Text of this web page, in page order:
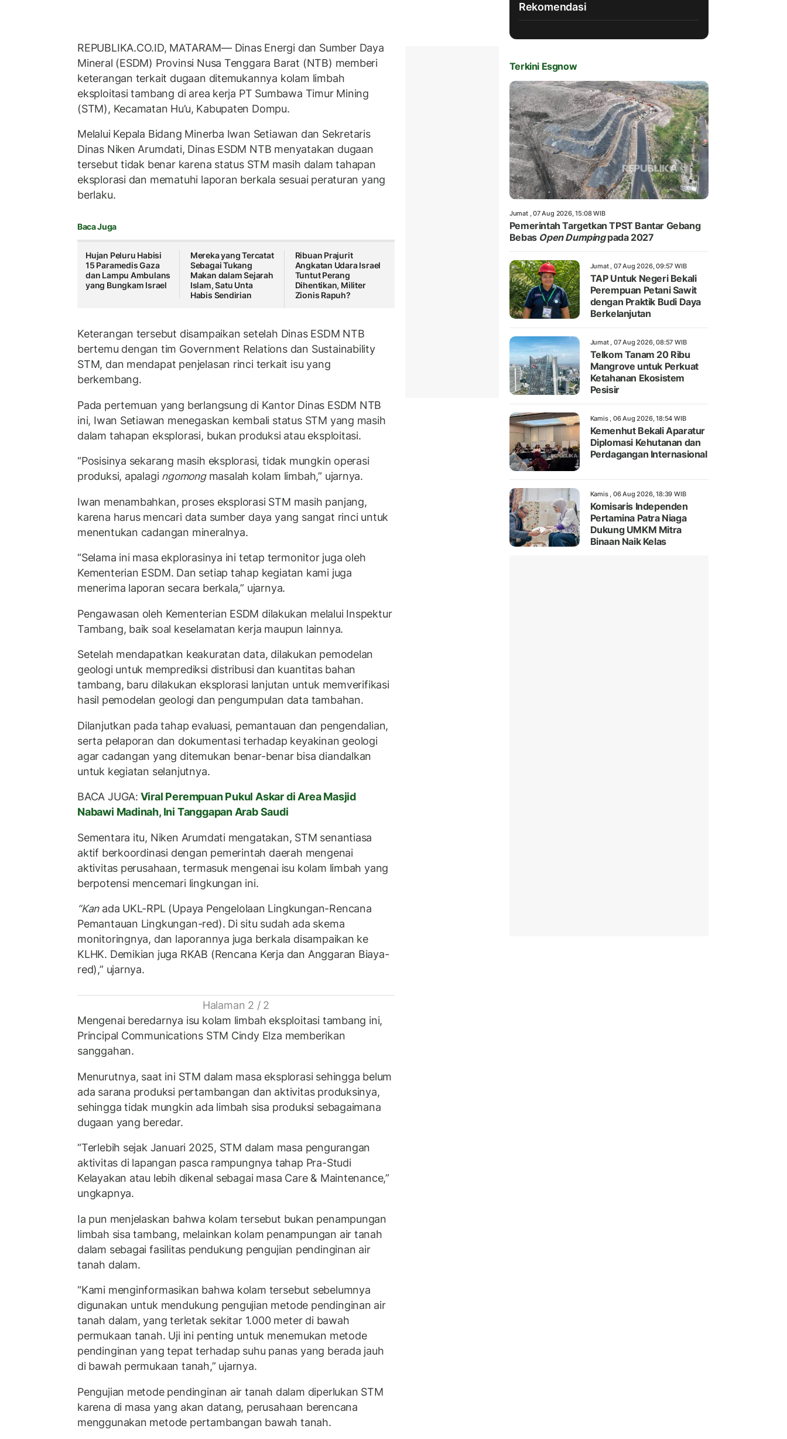
REPUBLIKA.CO.ID, MATARAM— Dinas Energi dan Sumber Daya
Mineral (ESDM) Provinsi Nusa Tenggara Barat (NTB) memberi
keterangan terkait dugaan ditemukannya kolam limbah
eksploitasi tambang di area kerja PT Sumbawa Timur Mining
(STM), Kecamatan Hu’u, Kabupaten Dompu.
Melalui Kepala Bidang Minerba Iwan Setiawan dan Sekretaris
Dinas Niken Arumdati, Dinas ESDM NTB menyatakan dugaan
tersebut tidak benar karena status STM masih dalam tahapan
eksplorasi dan mematuhi laporan berkala sesuai peraturan yang
berlaku.
Baca Juga
Hujan Peluru Habisi
15 Paramedis Gaza
dan Lampu Ambulans
yang Bungkam Israel
Mereka yang Tercatat
Sebagai Tukang
Makan dalam Sejarah
Islam, Satu Unta
Habis Sendirian
Ribuan Prajurit
Angkatan Udara Israel
Tuntut Perang
Dihentikan, Militer
Zionis Rapuh?
Keterangan tersebut disampaikan setelah Dinas ESDM NTB
bertemu dengan tim Government Relations dan Sustainability
STM, dan mendapat penjelasan rinci terkait isu yang
berkembang.
Pada pertemuan yang berlangsung di Kantor Dinas ESDM NTB
ini, Iwan Setiawan menegaskan kembali status STM yang masih
dalam tahapan eksplorasi, bukan produksi atau eksploitasi.
“Posisinya sekarang masih eksplorasi, tidak mungkin operasi
produksi, apalagi ngomongmasalah kolam limbah,” ujarnya.
Iwan menambahkan, proses eksplorasi STM masih panjang,
karena harus mencari data sumber daya yang sangat rinci untuk
menentukan cadangan mineralnya.
“Selama ini masa ekplorasinya ini tetap termonitor juga oleh
Kementerian ESDM. Dan setiap tahap kegiatan kami juga
menerima laporan secara berkala,” ujarnya.
Pengawasan oleh Kementerian ESDM dilakukan melalui Inspektur
Tambang, baik soal keselamatan kerja maupun lainnya.
Setelah mendapatkan keakuratan data, dilakukan pemodelan
geologi untuk memprediksi distribusi dan kuantitas bahan
tambang, baru dilakukan eksplorasi lanjutan untuk memverifikasi
hasil pemodelan geologi dan pengumpulan data tambahan.
Dilanjutkan pada tahap evaluasi, pemantauan dan pengendalian,
serta pelaporan dan dokumentasi terhadap keyakinan geologi
agar cadangan yang ditemukan benar-benar bisa diandalkan
untuk kegiatan selanjutnya.
BACA JUGA: Viral Perempuan Pukul Askar di Area Masjid
Nabawi Madinah, Ini Tanggapan Arab Saudi
Sementara itu, Niken Arumdati mengatakan, STM senantiasa
aktif berkoordinasi dengan pemerintah daerah mengenai
aktivitas perusahaan, termasuk mengenai isu kolam limbah yang
berpotensi mencemari lingkungan ini.
“Kanada UKL-RPL (Upaya Pengelolaan Lingkungan-Rencana
Pemantauan Lingkungan-red). Di situ sudah ada skema
monitoringnya, dan laporannya juga berkala disampaikan ke
KLHK. Demikian juga RKAB (Rencana Kerja dan Anggaran Biaya-
red),” ujarnya.
Halaman 2 / 2
Mengenai beredarnya isu kolam limbah eksploitasi tambang ini,
Principal Communications STM Cindy Elza memberikan
sanggahan.
Menurutnya, saat ini STM dalam masa eksplorasi sehingga belum
ada sarana produksi pertambangan dan aktivitas produksinya,
sehingga tidak mungkin ada limbah sisa produksi sebagaimana
dugaan yang beredar.
“Terlebih sejak Januari 2025, STM dalam masa pengurangan
aktivitas di lapangan pasca rampungnya tahap Pra-Studi
Kelayakan atau lebih dikenal sebagai masa Care & Maintenance,”
ungkapnya.
Ia pun menjelaskan bahwa kolam tersebut bukan penampungan
limbah sisa tambang, melainkan kolam penampungan air tanah
dalam sebagai fasilitas pendukung pengujian pendinginan air
tanah dalam.
“Kami menginformasikan bahwa kolam tersebut sebelumnya
digunakan untuk mendukung pengujian metode pendinginan air
tanah dalam, yang terletak sekitar 1.000 meter di bawah
permukaan tanah. Uji ini penting untuk menemukan metode
pendinginan yang tepat terhadap suhu panas yang berada jauh
di bawah permukaan tanah,” ujarnya.
Pengujian metode pendinginan air tanah dalam diperlukan STM
karena di masa yang akan datang, perusahaan berencana
menggunakan metode pertambangan bawah tanah.
Rekomendasi
Terkini Esgnow
Jumat , 07 Aug 2026, 15:08 WIB
Pemerintah Targetkan TPST Bantar Gebang
Bebas Open Dumpingpada 2027
Jumat , 07 Aug 2026, 09:57 WIB
TAP Untuk Negeri Bekali
Perempuan Petani Sawit
dengan Praktik Budi Daya
Berkelanjutan
Jumat , 07 Aug 2026, 08:57 WIB
Telkom Tanam 20 Ribu
Mangrove untuk Perkuat
Ketahanan Ekosistem
Pesisir
Kamis , 06 Aug 2026, 18:54 WIB
Kemenhut Bekali Aparatur
Diplomasi Kehutanan dan
Perdagangan Internasional
Kamis , 06 Aug 2026, 18:39 WIB
Komisaris Independen
Pertamina Patra Niaga
Dukung UMKM Mitra
Binaan Naik Kelas